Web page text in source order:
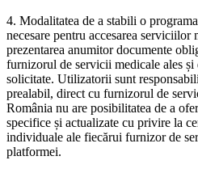
4. Modalitatea de a stabili o
necesare pentru accesarea serviciilor
prezentarea anumitor documente
furnizorul de servicii medicale ales
solicitate. Utilizatorii sunt
prealabil, direct cu furnizorul de
România nu are posibilitatea de a
specifice și actualizate cu privire la
individuale ale fiecărui furnizor de
platformei.